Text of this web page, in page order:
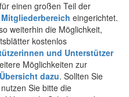
einen großen Teil der
Mitgliederbereich eingerichtet.
weiterhin die Möglichkeit,
kostenlos
und Unterstützer
Möglichkeiten zur
dazu. Sollten Sie
Sie bitte die